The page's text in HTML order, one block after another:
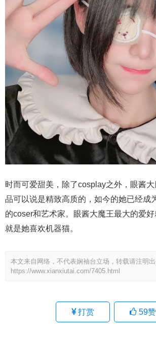
时而可爱甜美，除了cosplay之外，眼酱
品可以说是精致高质的，如今的她已经成
的coser和艺术家。眼酱大魔王最大的爱
就是她喜欢机器猫。
本文来自网络，不代表娴袖台立场，转载请注明出
https://www.xianxiutai.com/7405.html
打赏 59赞